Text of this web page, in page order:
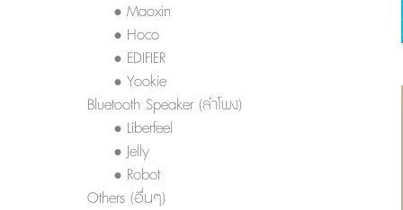
• Maoxin
• Hoco
• EDIFIER
• Yookie
Bluetooth Speaker (ลำโพง)
• Liberfeel
• Jelly
• Robot
Others (อื่นๆ)